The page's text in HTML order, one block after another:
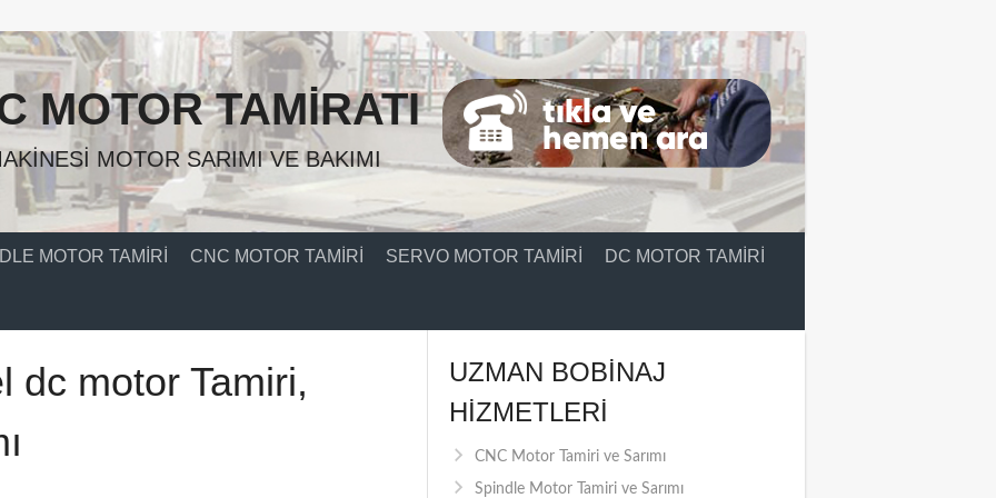
MOTOR TAMIRATI
MOTOR SARIMI VE BAKIMI
MOTOR TAMIRI CNC MOTOR TAMIRI SERVO MOTOR TAMIRI DC MOTOR TAMIRI
dc motor Tamiri,
UZMAN BOBINAJ
HIZMETLERI
CNC Motor Tamiri ve Sarımı
Spindle Motor Tamiri ve Sarımı